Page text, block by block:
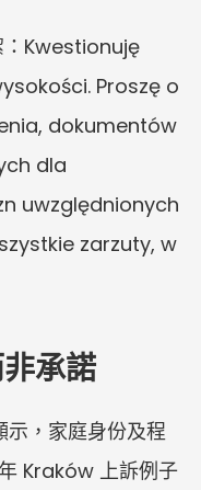
：Kwestionuję
Proszę o
dokumentów
dla
uwzględnionych
zarzuty, w
承諾
示，家庭身份及程
Kraków 上訴例子